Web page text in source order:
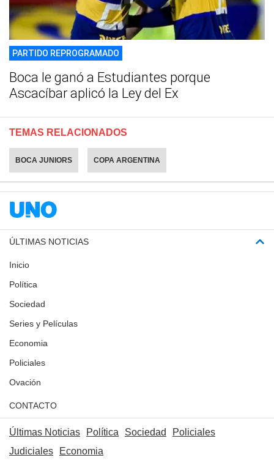
PARTIDO REPROGRAMADO
Boca le ganó a Estudiantes porque
Ascacíbar aplicó la Ley del Ex
TEMAS RELACIONADOS
BOCA JUNIORS COPA ARGENTINA
ÚLTIMAS NOTICIAS
Inicio
Política
Sociedad
Series y Películas
Economia
Policiales
Ovación
CONTACTO
Últimas Noticias Política Sociedad
Policiales
Judiciales
Economia